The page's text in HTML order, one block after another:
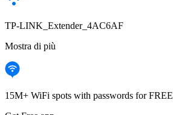
TP-LINK_Extender_4AC6AF
Mostra di più
15M+ WiFi spots with passwords for FREE